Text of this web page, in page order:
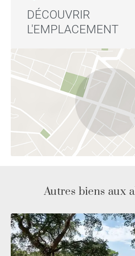
DÉCOUVRIR
L'EMPLACEMENT
Autres biens aux